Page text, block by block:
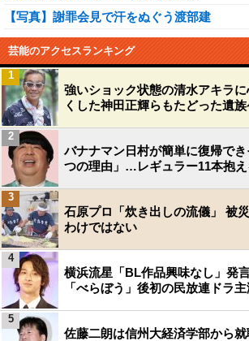
【写真】謝罪会見で汗をぬぐう渡部建
芸能のアクセスランキング
強いショック状態の清水アキラ
くした神田正輝らもたどった遺
1
バナナマン日村が簡単に復帰で
つの理由」…レギュラー11本抱
2
石原プロ「炊き出しの流儀」 被
わけではない
3
横浜流星「BL作品興味なし」発
「べらぼう」後初の民放連ドラ主
4
佐藤二朗は信州大経済学部から
5